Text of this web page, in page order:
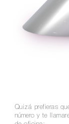
Quizá prefieras
número y te